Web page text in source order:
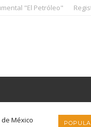
"El Petróleo"
México